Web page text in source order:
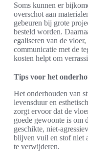
Soms kunnen er
overschot aan
gebeuren bij grote
besteld worden.
egaliseren van de
communicatie met de
kosten helpt om
Tips voor het
Het onderhouden van
levensduur en
zorgt ervoor dat de
goede gewoonte is om
geschikte, niet-
blijven vuil en stof niet
te verwijderen.